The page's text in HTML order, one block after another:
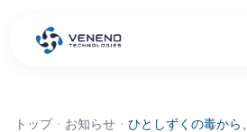
トップ・ お知らせ ・